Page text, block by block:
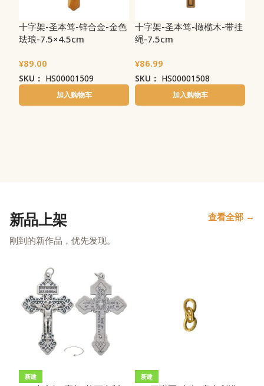
十字架-圣本笃-锌合金-金色
珐琅-7.5×4.5cm
¥89.00
SKU： HS00001509
加入购物车
十字架-圣本笃-橄榄木-带挂
绳-7.5cm
¥86.99
SKU： HS00001508
加入购物车
新品上架
刚到的新作品，优先发现。
查看全部 →
新建 新建